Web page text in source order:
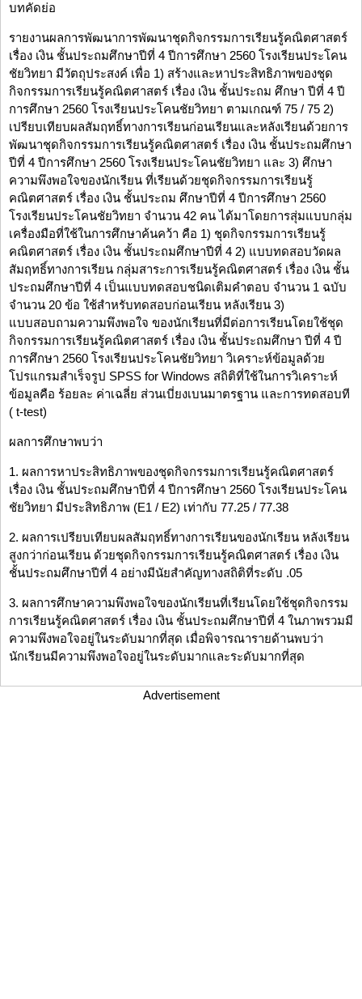
บทคัดย่อ
รายงานผลการพัฒนาการพัฒนาชุดกิจกรรมการเรียนรู้คณิตศาสตร์
เรื่อง เงิน ชั้นประถมศึกษาปีที่ 4 ปีการศึกษา 2560 โรงเรียนประโคน
ชัยวิทยา มีวัตถุประสงค์ เพื่อ 1) สร้างและหาประสิทธิภาพของชุด
กิจกรรมการเรียนรู้คณิตศาสตร์ เรื่อง เงิน ชั้นประถม ศึกษา ปีที่ 4 ปี
การศึกษา 2560 โรงเรียนประโคนชัยวิทยา ตามเกณฑ์ 75 / 75 2)
เปรียบเทียบผลสัมฤทธิ์ทางการเรียนก่อนเรียนและหลังเรียนด้วยการ
พัฒนาชุดกิจกรรมการเรียนรู้คณิตศาสตร์ เรื่อง เงิน ชั้นประถมศึกษา
ปีที่ 4 ปีการศึกษา 2560 โรงเรียนประโคนชัยวิทยา และ 3) ศึกษา
ความพึงพอใจของนักเรียน ที่เรียนด้วยชุดกิจกรรมการเรียนรู้
คณิตศาสตร์ เรื่อง เงิน ชั้นประถม ศึกษาปีที่ 4 ปีการศึกษา 2560
โรงเรียนประโคนชัยวิทยา จำนวน 42 คน ได้มาโดยการสุ่มแบบกลุ่ม
เครื่องมือที่ใช้ในการศึกษาค้นคว้า คือ 1) ชุดกิจกรรมการเรียนรู้
คณิตศาสตร์ เรื่อง เงิน ชั้นประถมศึกษาปีที่ 4 2) แบบทดสอบวัดผล
สัมฤทธิ์ทางการเรียน กลุ่มสาระการเรียนรู้คณิตศาสตร์ เรื่อง เงิน ชั้น
ประถมศึกษาปีที่ 4 เป็นแบบทดสอบชนิดเติมคำตอบ จำนวน 1 ฉบับ
จำนวน 20 ข้อ ใช้สำหรับทดสอบก่อนเรียน หลังเรียน 3)
แบบสอบถามความพึงพอใจ ของนักเรียนที่มีต่อการเรียนโดยใช้ชุด
กิจกรรมการเรียนรู้คณิตศาสตร์ เรื่อง เงิน ชั้นประถมศึกษา ปีที่ 4 ปี
การศึกษา 2560 โรงเรียนประโคนชัยวิทยา วิเคราะห์ข้อมูลด้วย
โปรแกรมสำเร็จรูป SPSS for Windows สถิติที่ใช้ในการวิเคราะห์
ข้อมูลคือ ร้อยละ ค่าเฉลี่ย ส่วนเบี่ยงเบนมาตรฐาน และการทดสอบที
( t-test)
ผลการศึกษาพบว่า
1. ผลการหาประสิทธิภาพของชุดกิจกรรมการเรียนรู้คณิตศาสตร์
เรื่อง เงิน ชั้นประถมศึกษาปีที่ 4 ปีการศึกษา 2560 โรงเรียนประโคน
ชัยวิทยา มีประสิทธิภาพ (E1 / E2) เท่ากับ 77.25 / 77.38
2. ผลการเปรียบเทียบผลสัมฤทธิ์ทางการเรียนของนักเรียน หลังเรียน
สูงกว่าก่อนเรียน ด้วยชุดกิจกรรมการเรียนรู้คณิตศาสตร์ เรื่อง เงิน
ชั้นประถมศึกษาปีที่ 4 อย่างมีนัยสำคัญทางสถิติที่ระดับ .05
3. ผลการศึกษาความพึงพอใจของนักเรียนที่เรียนโดยใช้ชุดกิจกรรม
การเรียนรู้คณิตศาสตร์ เรื่อง เงิน ชั้นประถมศึกษาปีที่ 4 ในภาพรวมมี
ความพึงพอใจอยู่ในระดับมากที่สุด เมื่อพิจารณารายด้านพบว่า
นักเรียนมีความพึงพอใจอยู่ในระดับมากและระดับมากที่สุด
Advertisement